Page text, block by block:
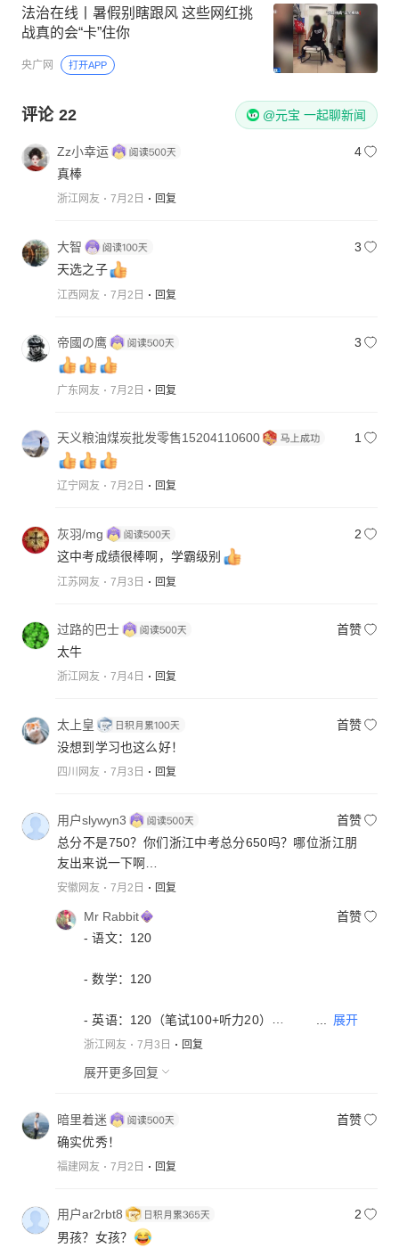
法治在线丨暑假别瞎跟风 这些网红挑
战真的会“卡”住你
央广网 打开APP
评论 22 @元宝 一起聊新闻
Zz小幸运
4
真棒
浙江网友 7月2日 回复
大智
3
天选之子
江西网友 7月2日 回复
帝國の鹰 3
广东网友 7月2日 回复
天义粮油煤炭批发零售15204110600 1
辽宁网友 7月2日 回复
灰羽/mg
2
这中考成绩很棒啊，学霸级别
江苏网友 7月3日 回复
过路的巴士
首赞
太牛
浙江网友 7月4日 回复
太上皇
首赞
没想到学习也这么好！
四川网友 7月3日 回复
用户slywyn3
首赞
总分不是750？你们浙江中考总分650吗？哪位浙江朋
友出来说一下啊…
安徽网友 7月2日 回复
Mr Rabbit
首赞
- 语文：120
- 数学：120
- 英语：120（笔试100+听力20）
合计：120+120+120+120+160+100 = 620分
体育40，一共660
展开
浙江网友 7月3日 回复
展开更多回复
暗里着迷
首赞
确实优秀！
福建网友 7月2日 回复
用户ar2rbt8
2
男孩？女孩？